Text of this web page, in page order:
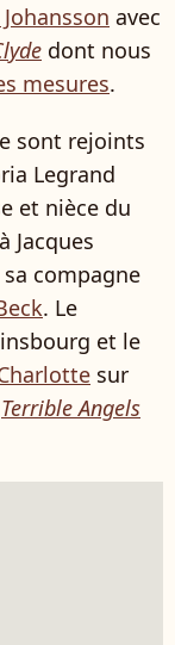
avec
dont nous
mesures.
sont rejoints
Legrand
et nièce du
Jacques
compagne
. Le
et le
sur
Terrible Angels